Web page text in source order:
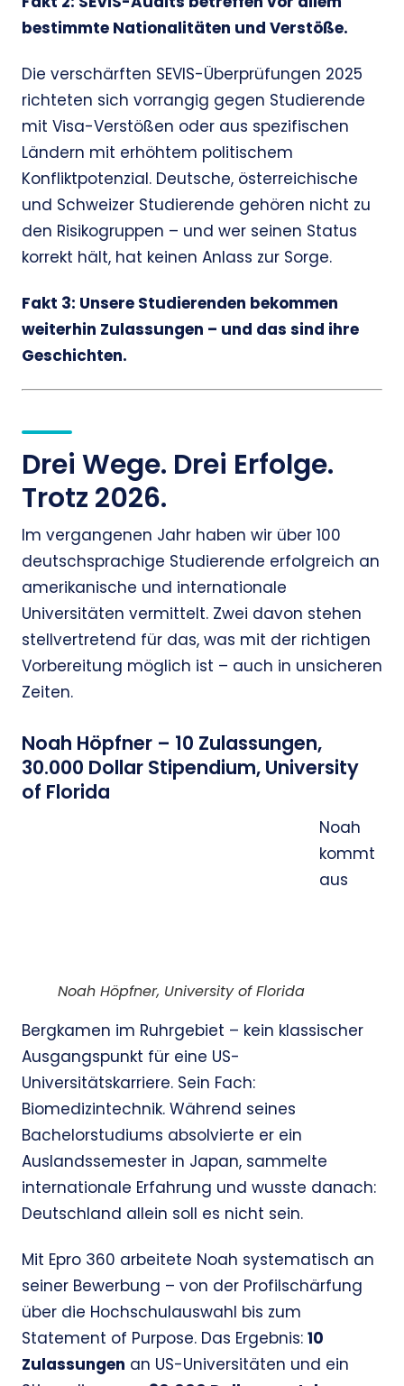
bestimmte Nationalitäten und Verstöße.
Die verschärften SEVIS-Überprüfungen 2025
richteten sich vorrangig gegen Studierende
mit Visa-Verstößen oder aus spezifischen
Ländern mit erhöhtem politischem
Konfliktpotenzial. Deutsche, österreichische
und Schweizer Studierende gehören nicht zu
den Risikogruppen – und wer seinen Status
korrekt hält, hat keinen Anlass zur Sorge.
Fakt 3: Unsere Studierenden bekommen
weiterhin Zulassungen – und das sind ihre
Geschichten.
Drei Wege. Drei Erfolge.
Trotz 2026.
Im vergangenen Jahr haben wir über 100
deutschsprachige Studierende erfolgreich an
amerikanische und internationale
Universitäten vermittelt. Zwei davon stehen
stellvertretend für das, was mit der richtigen
Vorbereitung möglich ist – auch in unsicheren
Zeiten.
Noah Höpfner – 10 Zulassungen,
30.000 Dollar Stipendium, University
of Florida
Noah Höpfner, University of Florida
Noah
kommt
aus
Bergkamen im Ruhrgebiet – kein klassischer
Ausgangspunkt für eine US-
Universitätskarriere. Sein Fach:
Biomedizintechnik. Während seines
Bachelorstudiums absolvierte er ein
Auslandssemester in Japan, sammelte
internationale Erfahrung und wusste danach:
Deutschland allein soll es nicht sein.
Mit Epro 360 arbeitete Noah systematisch an
seiner Bewerbung – von der Profilschärfung
über die Hochschulauswahl bis zum
Statement of Purpose. Das Ergebnis: 10
Zulassungen an US-Universitäten und ein